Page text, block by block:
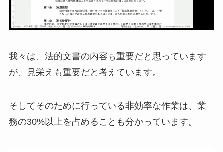
我々は、法的文書の内容も重要だと思っています
が、見栄えも重要だと考えています。
そしてそのために行っている非効率な作業は、業
務の30%以上を占めることも分かっています。